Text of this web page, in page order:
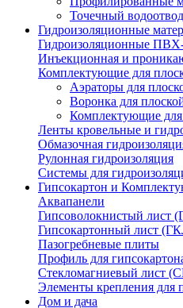
Точечный водоотвод
Гидроизоляционные
Гидроизоляционные
Инъекционная и
Комплектующие для
Аэраторы для
Воронка для
Комплектующие для
Ленты кровельные и
Обмазочная
Рулонная гидроизоляция
Системы для
Гипсокартон и
Аквапанели
Гипсоволокнистый лист
Гипсокартонный лист
Пазогребневые плиты
Профиль для
Стекломагниевый лист
Элементы крепления для
Дом и дача